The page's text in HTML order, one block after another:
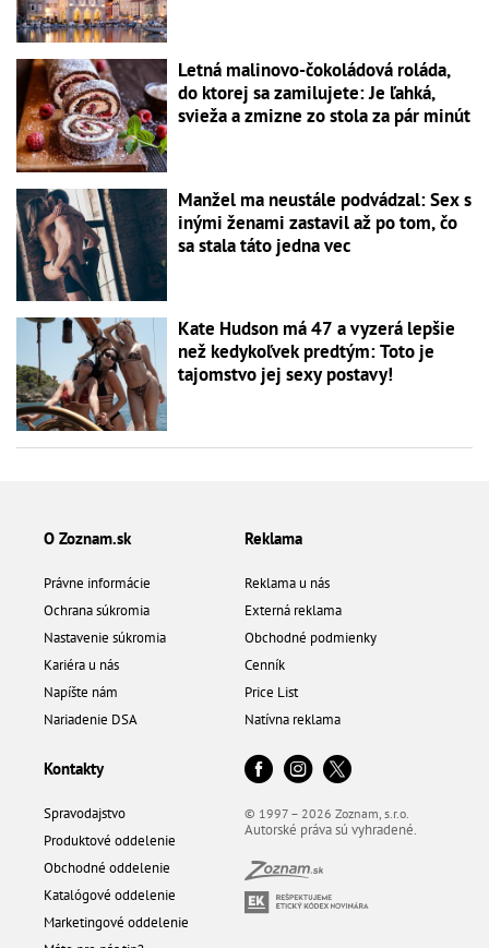
Letná malinovo-čokoládová roláda,
do ktorej sa zamilujete: Je ľahká,
svieža a zmizne zo stola za pár minút
Manžel ma neustále podvádzal: Sex s
inými ženami zastavil až po tom, čo
sa stala táto jedna vec
Kate Hudson má 47 a vyzerá lepšie
než kedykoľvek predtým: Toto je
tajomstvo jej sexy postavy!
O Zoznam.sk
Právne informácie
Ochrana súkromia
Nastavenie súkromia
Kariéra u nás
Napíšte nám
Nariadenie DSA
Reklama
Reklama u nás
Externá reklama
Obchodné podmienky
Cenník
Price List
Natívna reklama
Kontakty
Spravodajstvo
Produktové oddelenie
Obchodné oddelenie
Katalógové oddelenie
Marketingové oddelenie
© 1997 – 2026 Zoznam, s.r.o.
Autorské práva sú vyhradené.